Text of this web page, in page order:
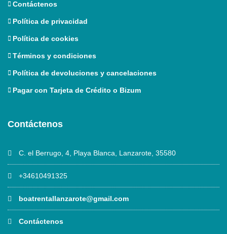
Contáctenos
Política de privacidad
Política de cookies
Términos y condiciones
Política de devoluciones y cancelaciones
Pagar con Tarjeta de Crédito o Bizum
Contáctenos
C. el Berrugo, 4, Playa Blanca, Lanzarote, 35580
+34610491325
boatrentallanzarote@gmail.com
Contáctenos